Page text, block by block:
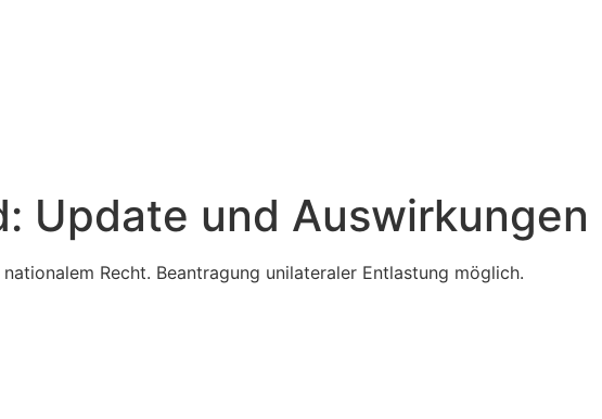
Update und Auswirkungen
Recht. Beantragung unilateraler Entlastung möglich.